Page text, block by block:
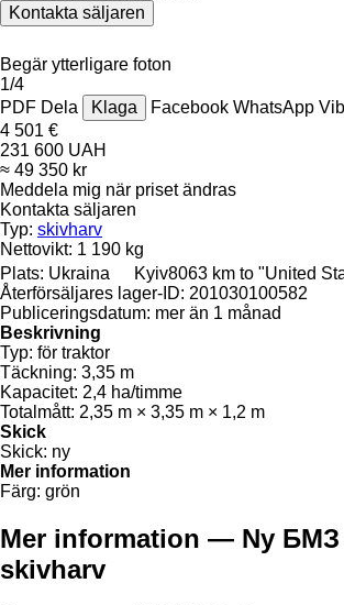
Kontakta säljaren
Begär ytterligare foton
1/4
PDF Dela Klaga Facebook WhatsApp
4 501 €
231 600 UAH
≈ 49 350 kr
Meddela mig när priset ändras
Kontakta säljaren
Typ: skivharv
Nettovikt: 1 190 kg
Plats: Ukraina Kyiv8063 km to "United
Återförsäljares lager-ID: 201030100582
Publiceringsdatum: mer än 1 månad
Beskrivning
Typ: för traktor
Täckning: 3,35 m
Kapacitet: 2,4 ha/timme
Totalmått: 2,35 m × 3,35 m × 1,2 m
Skick
Skick: ny
Mer information
Färg: grön
Mer information — Ny БМЗ
skivharv